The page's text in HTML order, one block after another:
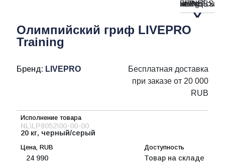
Олимпийский гриф LIVEPRO
Training
Бренд: LIVEPRO
Бесплатная доставка
при заказе от 20 000
RUB
NL\LP8052\00-00-00
20 кг, черный/серый
24 990 Товар на складе